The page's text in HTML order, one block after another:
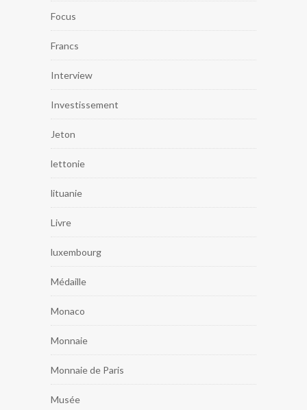
Focus
Francs
Interview
Investissement
Jeton
lettonie
lituanie
Livre
luxembourg
Médaille
Monaco
Monnaie
Monnaie de Paris
Musée